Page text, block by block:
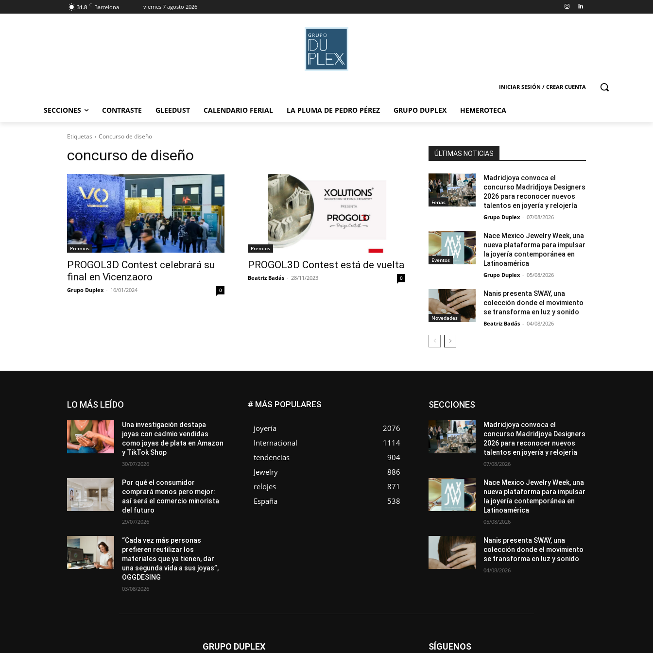
31.8 C Barcelona viernes 7 agosto 2026
INICIAR SESIÓN / CREAR CUENTA
SECCIONES CONTRASTE GLEEDUST CALENDARIO FERIAL LA PLUMA DE PEDRO PÉREZ GRUPO DUPLEX HEMEROTECA
Etiquetas Concurso de diseño
concurso de diseño
Premios
PROGOL3D Contest celebrará su
final en Vicenzaoro
Grupo Duplex - 16/01/2024 0
Premios
PROGOL3D Contest está de vuelta
Beatriz Badás - 28/11/2023 0
ÚLTIMAS NOTICIAS
Ferias
Madridjoya convoca el
concurso Madridjoya Designers
2026 para reconocer nuevos
talentos en joyería y relojería
Grupo Duplex - 07/08/2026
Eventos
Nace Mexico Jewelry Week, una
nueva plataforma para impulsar
la joyería contemporánea en
Latinoamérica
Grupo Duplex - 05/08/2026
Novedades
Nanis presenta SWAY, una
colección donde el movimiento
se transforma en luz y sonido
Beatriz Badás - 04/08/2026
LO MÁS LEÍDO
Una investigación destapa
joyas con cadmio vendidas
como joyas de plata en Amazon
y TikTok Shop
30/07/2026
Por qué el consumidor
comprará menos pero mejor:
así será el comercio minorista
del futuro
29/07/2026
“Cada vez más personas
prefieren reutilizar los
materiales que ya tienen, dar
una segunda vida a sus joyas”,
OGGDESING
03/08/2026
# MÁS POPULARES
joyería
2076
Internacional
1114
tendencias
904
Jewelry
886
relojes
871
España
538
SECCIONESAsociaciones
En tendencia
In memoriam
La Pluma de Pedro Pérez
México
Mundo Técnico
Novedades
Opiniones
Perspectiva
Premios
Secciones
Sin categoría
Sucesos
Madridjoya convoca el
concurso Madridjoya Designers
2026 para reconocer nuevos
talentos en joyería y relojería
07/08/2026
Nace Mexico Jewelry Week, una
nueva plataforma para impulsar
la joyería contemporánea en
Latinoamérica
05/08/2026
Nanis presenta SWAY, una
colección donde el movimiento
se transforma en luz y sonido
04/08/2026
GRUPO DUPLEX SÍGUENOS